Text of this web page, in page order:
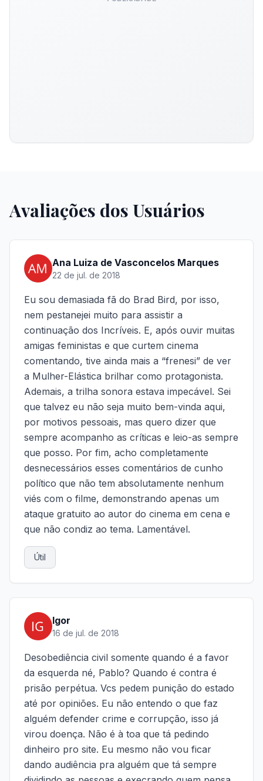
Avaliações dos Usuários
Ana Luiza de Vasconcelos Marques
22 de jul. de 2018
Eu sou demasiada fã do Brad Bird, por isso,
nem pestanejei muito para assistir a
continuação dos Incríveis. E, após ouvir muitas
amigas feministas e que curtem cinema
comentando, tive ainda mais a “frenesi” de ver
a Mulher-Elástica brilhar como protagonista.
Ademais, a trilha sonora estava impecável. Sei
que talvez eu não seja muito bem-vinda aqui,
por motivos pessoais, mas quero dizer que
sempre acompanho as críticas e leio-as sempre
que posso. Por fim, acho completamente
desnecessários esses comentários de cunho
político que não tem absolutamente nenhum
viés com o filme, demonstrando apenas um
ataque gratuito ao autor do cinema em cena e
que não condiz ao tema. Lamentável.
Útil
Igor
16 de jul. de 2018
Desobediência civil somente quando é a favor
da esquerda né, Pablo? Quando é contra é
prisão perpétua. Vcs pedem punição do estado
até por opiniões. Eu não entendo o que faz
alguém defender crime e corrupção, isso já
virou doença. Não é à toa que tá pedindo
dinheiro pro site. Eu mesmo não vou ficar
dando audiência pra alguém que tá sempre